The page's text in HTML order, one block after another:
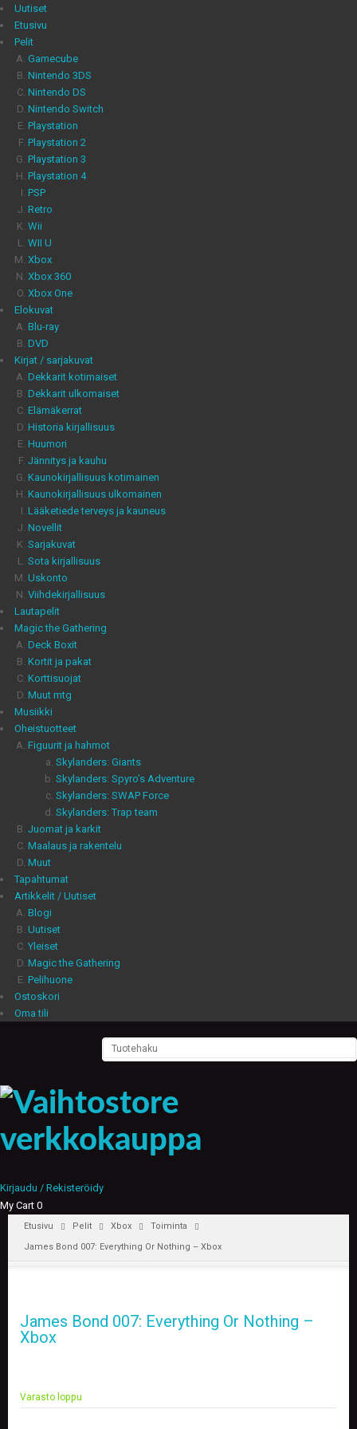
Uutiset
Etusivu
Pelit
Gamecube
Nintendo 3DS
Nintendo DS
Nintendo Switch
Playstation
Playstation 2
Playstation 3
Playstation 4
PSP
Retro
Wii
WII U
Xbox
Xbox 360
Xbox One
Elokuvat
Blu-ray
DVD
Kirjat / sarjakuvat
Dekkarit kotimaiset
Dekkarit ulkomaiset
Elämäkerrat
Historia kirjallisuus
Huumori
Jännitys ja kauhu
Kaunokirjallisuus kotimainen
Kaunokirjallisuus ulkomainen
Lääketiede terveys ja kauneus
Novellit
Sarjakuvat
Sota kirjallisuus
Uskonto
Viihdekirjallisuus
Lautapelit
Magic the Gathering
Deck Boxit
Kortit ja pakat
Korttisuojat
Muut mtg
Musiikki
Oheistuotteet
Figuurit ja hahmot
Skylanders: Giants
Skylanders: Spyro’s Adventure
Skylanders: SWAP Force
Skylanders: Trap team
Juomat ja karkit
Maalaus ja rakentelu
Muut
Tapahtumat
Artikkelit / Uutiset
Blogi
Uutiset
Yleiset
Magic the Gathering
Pelihuone
Ostoskori
Oma tili
Kirjaudu / Rekisteröidy
My Cart 0
Etusivu Pelit Xbox
Toiminta
James Bond 007: Everything Or Nothing – Xbox
James Bond 007: Everything Or Nothing –
Xbox
Varasto loppu